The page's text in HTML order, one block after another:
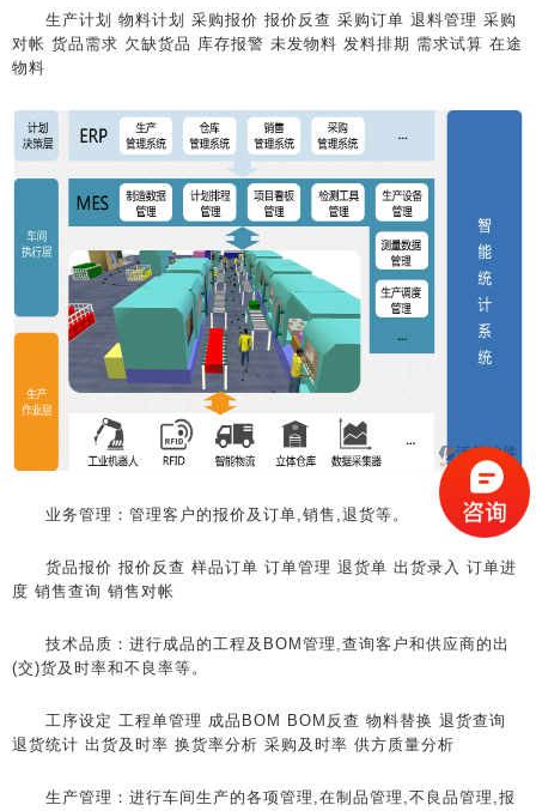
生产计划 物料计划 采购报价 报价反查 采购订单 退料管理 采购
对帐 货品需求 欠缺货品 库存报警 未发物料 发料排期 需求试算 在途
物料
业务管理：管理客户的报价及订单,销售,退货等。
货品报价 报价反查 样品订单 订单管理 退货单 出货录入 订单进
度 销售查询 销售对帐
技术品质：进行成品的工程及BOM管理,查询客户和供应商的出
(交)货及时率和不良率等。
工序设定 工程单管理 成品BOM BOM反查 物料替换 退货查询
退货统计 出货及时率 换货率分析 采购及时率 供方质量分析
生产管理：进行车间生产的各项管理,在制品管理,不良品管理,报